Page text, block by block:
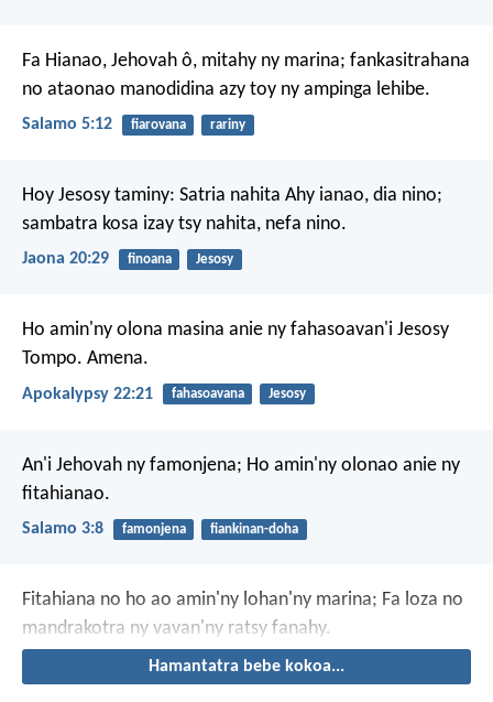
Fa Hianao, Jehovah ô, mitahy ny marina; fankasitrahana
no ataonao manodidina azy toy ny ampinga lehibe.
Salamo 5:12 fiarovana rariny
Hoy Jesosy taminy: Satria nahita Ahy ianao, dia nino;
sambatra kosa izay tsy nahita, nefa nino.
Jaona 20:29 finoana Jesosy
Ho amin'ny olona masina anie ny fahasoavan'i Jesosy
Tompo. Amena.
Apokalypsy 22:21 fahasoavana Jesosy
An'i Jehovah ny famonjena; Ho amin'ny olonao anie ny
fitahianao.
Salamo 3:8 famonjena fiankinan-doha
Fitahiana no ho ao amin'ny lohan'ny marina; Fa loza no
mandrakotra ny vavan'ny ratsy fanahy.
Hamantatra bebe kokoa...